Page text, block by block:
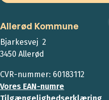
Allerød Kommune
Bjarkesvej 2
3450 Allerød
CVR-nummer: 60183112
Vores EAN-numre
Tilgængelighedserklæring